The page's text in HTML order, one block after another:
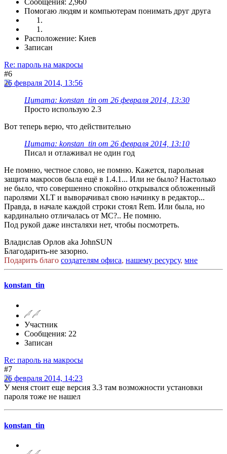
Сообщения: 2,960
Помогаю людям и компьютерам понимать друг друга
Расположение: Киев
Записан
Re: пароль на макросы
#6
26 февраля 2014, 13:56
Цитата: konstan_tin от 26 февраля 2014, 13:30
Просто использую 2.3
Вот теперь верю, что действительно
Цитата: konstan_tin от 26 февраля 2014, 13:10
Писал и отлаживал не один год
Не помню, честное слово, не помню. Кажется, парольная
защита макросов была ещё в 1.4.1... Или не было? Настолько
не было, что совершенно спокойно открывался обложенный
паролями XLT и выворачивал свою начинку в редактор...
Правда, в начале каждой строки стоял Rem. Или была, но
кардинально отличалась от МС?.. Не помню.
Под рукой даже инсталяхи нет, чтобы посмотреть.
Владислав Орлов aka JohnSUN
Благодарить-не зазорно.
Подарить благо создателям офиса, нашему ресурсу, мне
konstan_tin
Участник
Сообщения: 22
Записан
Re: пароль на макросы
#7
26 февраля 2014, 14:23
У меня стоит еще версия 3.3 там возможности установки
пароля тоже не нашел
konstan_tin